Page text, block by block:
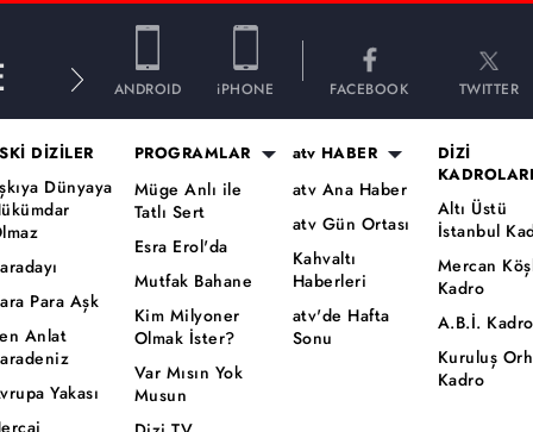
ANDROID iPHONE FACEBOOK TWITTER
DİZİLER
Dünyaya
Para Aşk
Anlat
Yakası
PROGRAMLAR
Müge Anlı ile
Tatlı Sert
Esra Erol'da
Mutfak Bahane
Kim Milyoner
Olmak İster?
Var Mısın Yok
Musun
atv HABER
atv Ana Haber
atv Gün Ortası
Kahvaltı
Haberleri
atv'de Hafta
Sonu
DİZİ
Altı Üstü
İstanbul
Mercan
Kadro
A.B.İ. Kadro
Kuruluş
Kadro